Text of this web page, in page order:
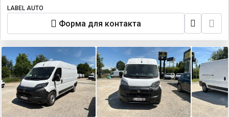
LABEL AUTO
Форма для контакта